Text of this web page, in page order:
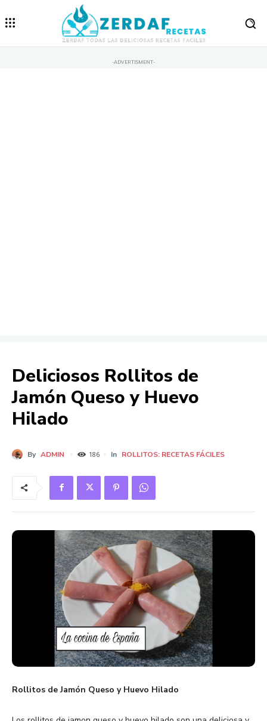
-ADVERTISMENT-
Deliciosos Rollitos de
Jamón Queso y Huevo
Hilado
By ADMIN 186 In ROLLITOS: RECETAS FÁCILES
Rollitos de Jamón Queso y Huevo Hilado